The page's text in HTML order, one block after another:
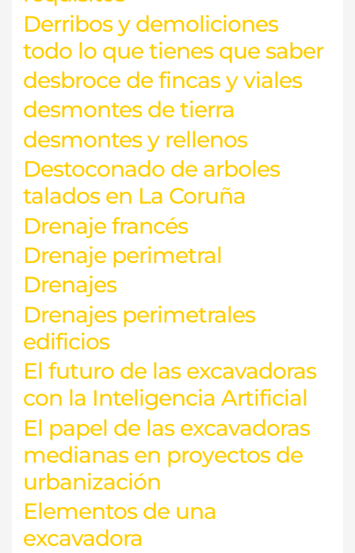
Derribos y demoliciones
todo lo que tienes que saber
desbroce de fincas y viales
desmontes de tierra
desmontes y rellenos
Destoconado de arboles
talados en La Coruña
Drenaje francés
Drenaje perimetral
Drenajes
Drenajes perimetrales
edificios
El futuro de las excavadoras
con la Inteligencia Artificial
El papel de las excavadoras
medianas en proyectos de
urbanización
Elementos de una
excavadora